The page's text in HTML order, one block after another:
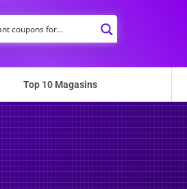
Top 10 Magasins